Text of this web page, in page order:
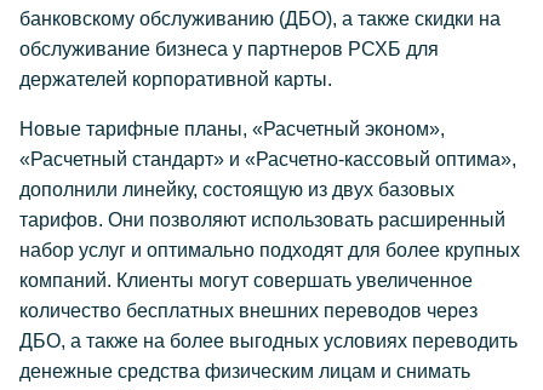
банковскому обслуживанию (ДБО), а также скидки на
обслуживание бизнеса у партнеров РСХБ для
держателей корпоративной карты.
Новые тарифные планы, «Расчетный эконом»,
«Расчетный стандарт» и «Расчетно-кассовый оптима»,
дополнили линейку, состоящую из двух базовых
тарифов. Они позволяют использовать расширенный
набор услуг и оптимально подходят для более крупных
компаний. Клиенты могут совершать увеличенное
количество бесплатных внешних переводов через
ДБО, а также на более выгодных условиях переводить
денежные средства физическим лицам и снимать